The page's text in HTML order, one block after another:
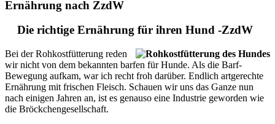
Ernährung nach ZzdW
Die richtige Ernährung für ihren Hund -ZzdW
Bei der Rohkostfütterung reden
wir nicht von dem bekannten barfen für Hunde. Als die Barf-
Bewegung aufkam, war ich recht froh darüber. Endlich artgerechte
Ernährung mit frischen Fleisch. Schauen wir uns das Ganze nun
nach einigen Jahren an, ist es genauso eine Industrie geworden wie
die Bröckchengesellschaft.